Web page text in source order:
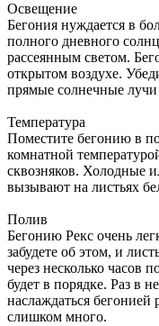
Освещение
Бегония нуждается в
полного дневного
рассеянным светом.
открытом воздухе.
прямые солнечные лучи
Температура
Поместите бегонию в
комнатной
сквозняков. Холодные
вызывают на листьях
Полив
Бегонию Рекс очень
забудете об этом, и
через несколько часов
будет в порядке. Раз в
наслаждаться
слишком много.